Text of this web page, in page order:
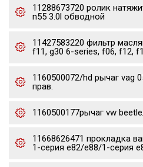
11288673720 ролик
n55 3.0l обводной
11427583220 фильтр
f11, g30 6-series, f06, f12,
1160500072/hd рычаг vag
прав.
1160500177рычаг vw
11668626471 прокладка
1-серия e82/e88/1-серия